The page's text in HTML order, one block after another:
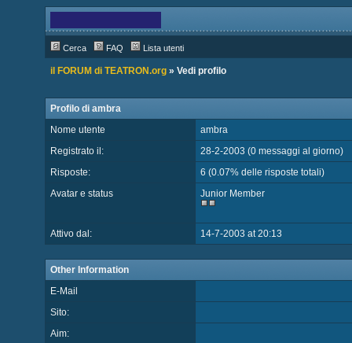
Cerca FAQ Lista utenti
il FORUM di TEATRON.org» Vedi profilo
Profilo di ambra
Nome utente
ambra
Registrato il:
28-2-2003 (0 messaggi al giorno)
Risposte:
6 (0.07% delle risposte totali)
Avatar e status
Junior Member
Attivo dal: 14-7-2003 at 20:13
Other Information
E-Mail
Sito:
Aim: